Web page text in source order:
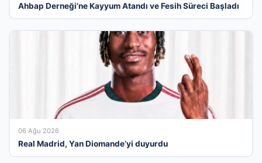
Ahbap Derneği’ne Kayyum Atandı ve Fesih Süreci Başladı
06 Ağu 2026
Real Madrid, Yan Diomande’yi duyurdu